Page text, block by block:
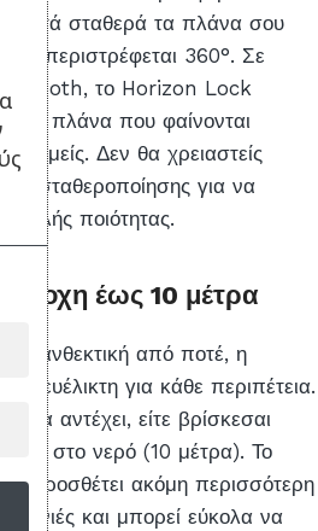
κρατά σταθερά τα πλάνα σου
περιστρέφεται 360°. Σε
το Horizon Lock
πλάνα που φαίνονται
Δεν θα χρειαστείς
σταθεροποίησης για να
ποιότητας.
έως 10 μέτρα
ανθεκτική από ποτέ, η
ευέλικτη για κάθε περιπέτεια.
να αντέχει, είτε βρίσκεσαι
ή στο νερό (10 μέτρα). Το
προσθέτει ακόμη περισσότερη
και μπορεί εύκολα να